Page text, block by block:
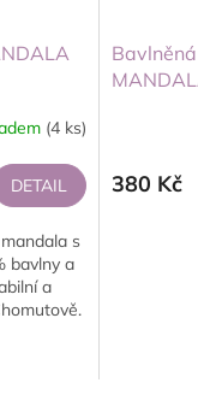
(4 ks)
DETAIL
s
bavlny a
a
380 Kč